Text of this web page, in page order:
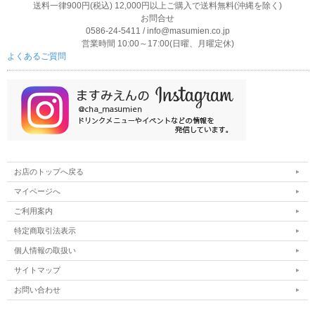
送料一律900円(税込) 12,000円以上ご購入で送料無料(沖縄を除く)
お問合せ
0586-24-5411 / info@masumien.co.jp
営業時間 10:00～17:00(日曜、月曜定休)
よくあるご質問
お店のトップへ戻る
マイページへ
ご利用案内
特定商取引法表示
個人情報の取扱い
サイトマップ
お問い合わせ